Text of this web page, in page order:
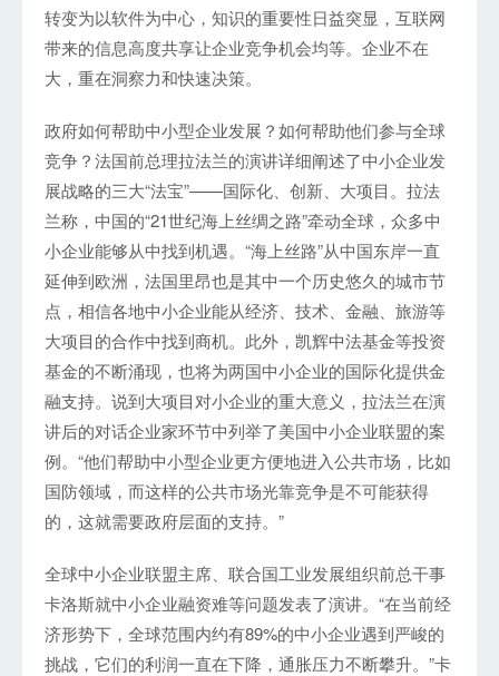
转变为以软件为中心，知识的重要性日益突显，互联网
带来的信息高度共享让企业竞争机会均等。企业不在
大，重在洞察力和快速决策。
政府如何帮助中小型企业发展？如何帮助他们参与全球
竞争？法国前总理拉法兰的演讲详细阐述了中小企业发
展战略的三大“法宝”——国际化、创新、大项目。拉法
兰称，中国的“21世纪海上丝绸之路”牵动全球，众多中
小企业能够从中找到机遇。“海上丝路”从中国东岸一直
延伸到欧洲，法国里昂也是其中一个历史悠久的城市节
点，相信各地中小企业能从经济、技术、金融、旅游等
大项目的合作中找到商机。此外，凯辉中法基金等投资
基金的不断涌现，也将为两国中小企业的国际化提供金
融支持。说到大项目对小企业的重大意义，拉法兰在演
讲后的对话企业家环节中列举了美国中小企业联盟的案
例。“他们帮助中小型企业更方便地进入公共市场，比如
国防领域，而这样的公共市场光靠竞争是不可能获得
的，这就需要政府层面的支持。”
全球中小企业联盟主席、联合国工业发展组织前总干事
卡洛斯就中小企业融资难等问题发表了演讲。“在当前经
济形势下，全球范围内约有89%的中小企业遇到严峻的
挑战，它们的利润一直在下降，通胀压力不断攀升。”卡